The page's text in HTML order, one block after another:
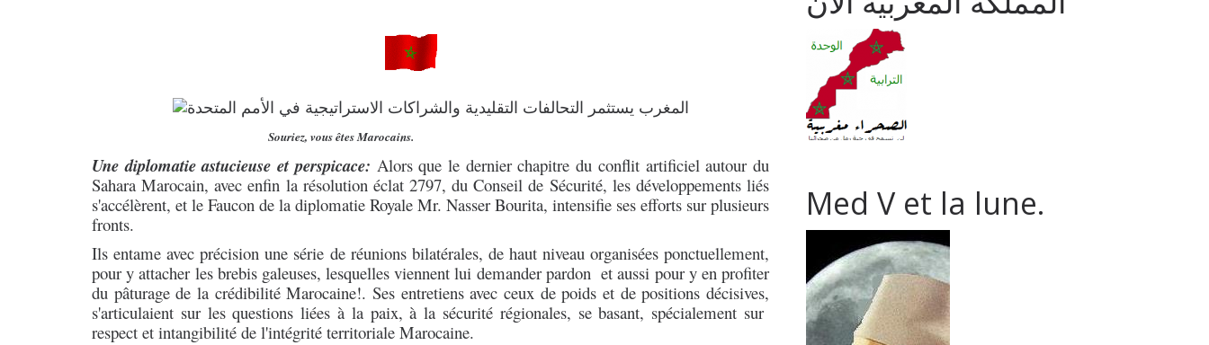
Souriez, vous êtes Marocains.
Une diplomatie astucieuse et perspicace: Alors que le dernier chapitre du conflit artificiel autour du
Sahara Marocain, avec enfin la résolution éclat 2797, du Conseil de Sécurité, les développements liés
s'accélèrent, et le Faucon de la diplomatie Royale Mr. Nasser Bourita, intensifie ses efforts sur plusieurs
fronts.
Ils entame avec précision une série de réunions bilatérales, de haut niveau organisées ponctuellement,
pour y attacher les brebis galeuses, lesquelles viennent lui demander pardon et aussi pour y en profiter
du pâturage de la crédibilité Marocaine!. Ses entretiens avec ceux de poids et de positions décisives,
s'articulaient sur les questions liées à la paix, à la sécurité régionales, se basant, spécialement sur
respect et intangibilité de l'intégrité territoriale Marocaine.
Med V et la lune.